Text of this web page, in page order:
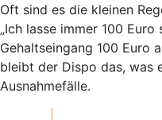
Oft sind es die kleinen
„Ich lasse immer 100 Euro
Gehaltseingang 100 Euro
bleibt der Dispo das, was
Ausnahmefälle.